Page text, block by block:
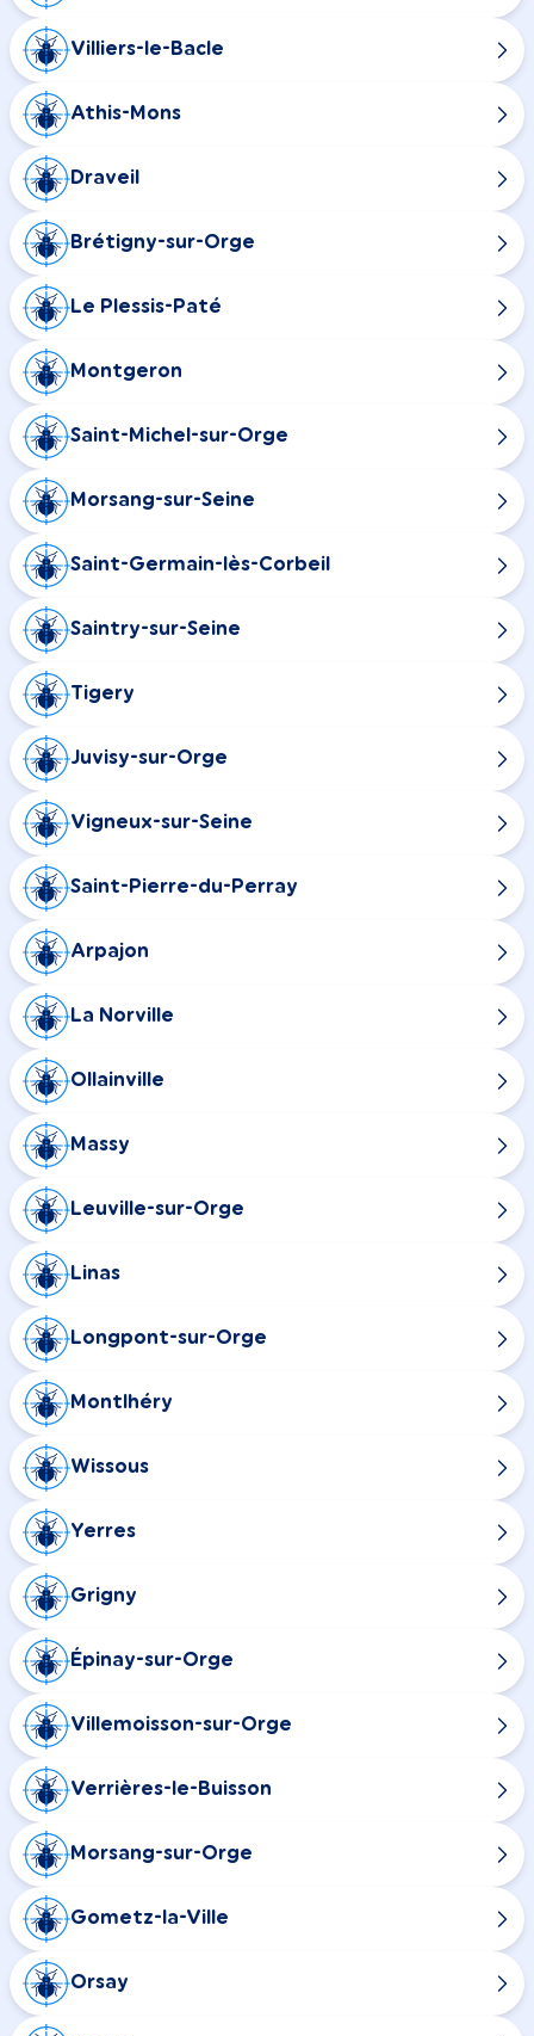
Villiers-le-Bacle
Athis-Mons
Draveil
Brétigny-sur-Orge
Le Plessis-Paté
Montgeron
Saint-Michel-sur-Orge
Morsang-sur-Seine
Saint-Germain-lès-Corbeil
Saintry-sur-Seine
Tigery
Juvisy-sur-Orge
Vigneux-sur-Seine
Saint-Pierre-du-Perray
Arpajon
La Norville
Ollainville
Massy
Leuville-sur-Orge
Linas
Longpont-sur-Orge
Montlhéry
Wissous
Yerres
Grigny
Épinay-sur-Orge
Villemoisson-sur-Orge
Verrières-le-Buisson
Morsang-sur-Orge
Gometz-la-Ville
Orsay